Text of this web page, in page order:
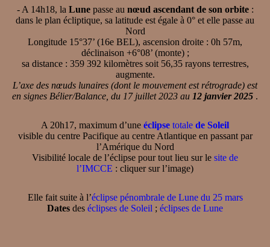
- A 14h18, la Lunepasse au nœud ascendant de son orbite:
dans le plan écliptique, sa latitude est égale à 0° et elle passe au
Nord
Longitude 15°37’ (16e BEL), ascension droite : 0h 57m,
déclinaison +6°08’ (monte) ;
sa distance : 359 392 kilomètres soit 56,35 rayons terrestres,
augmente.
L’axe des nœuds lunaires (dont le mouvement est rétrograde) est
en signes Bélier/Balance, du 17 juillet 2023 au 12 janvier 2025 .
A 20h17, maximum d’une éclipse totale de Soleil
visible du centre Pacifique au centre Atlantique en passant par
l’Amérique du Nord
Visibilité locale de l’éclipse pour tout lieu sur le site de
l’IMCCE : cliquer sur l’image)
Elle fait suite à l’éclipse pénombrale de Lune du 25 mars
Dates des éclipses de Soleil ; éclipses de Lune